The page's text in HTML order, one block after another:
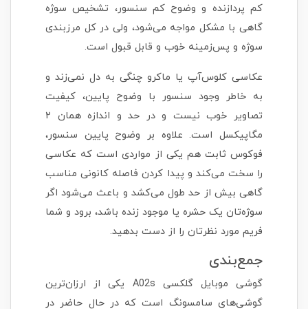
کم پردازنده و وضوح کم سنسور، تشخیص سوژه
گاهی با مشکل مواجه می‌شود، ولی در کل مرزبندی
سوژه و پس‌زمینه خوب و قابل قبول است.
عکاسی کلوس‌آپ یا ماکرو چنگی به دل نمی‌زند و
به خاطر وجود سنسور با وضوح پایین، کیفیت
تصاویر خوب نیست و در حد و اندازه همان ۲
مگاپیکسل است. علاوه بر وضوح پایین سنسور،
فوکوس ثابت هم یکی از مواردی است که عکاسی
را سخت می‌کند و پیدا کردن فاصله کانونی مناسب
گاهی بیش از حد طول می‌کشد و باعث می‌شود اگر
سوژه‌تان یک حشره یا موجود زنده باشد، برود و شما
فریم مورد نظرتان را از دست بدهید.
جمع‌بندی
گوشی موبایل گلکسی A02s یکی از ارزان‌ترین
گوشی‌های سامسونگ است که در حال حاضر در